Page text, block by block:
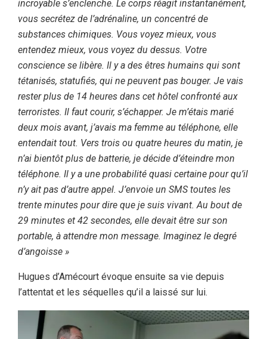
incroyable s’enclenche. Le corps réagit instantanément,
vous secrétez de l’adrénaline, un concentré de
substances chimiques. Vous voyez mieux, vous
entendez mieux, vous voyez du dessus. Votre
conscience se libère. Il y a des êtres humains qui sont
tétanisés, statufiés, qui ne peuvent pas bouger. Je vais
rester plus de 14 heures dans cet hôtel confronté aux
terroristes. Il faut courir, s’échapper. Je m’étais marié
deux mois avant, j’avais ma femme au téléphone, elle
entendait tout. Vers trois ou quatre heures du matin, je
n’ai bientôt plus de batterie, je décide d’éteindre mon
téléphone. Il y a une probabilité quasi certaine pour qu’il
n’y ait pas d’autre appel. J’envoie un SMS toutes les
trente minutes pour dire que je suis vivant. Au bout de
29 minutes et 42 secondes, elle devait être sur son
portable, à attendre mon message. Imaginez le degré
d’angoisse »
Hugues d’Amécourt évoque ensuite sa vie depuis
l’attentat et les séquelles qu’il a laissé sur lui.